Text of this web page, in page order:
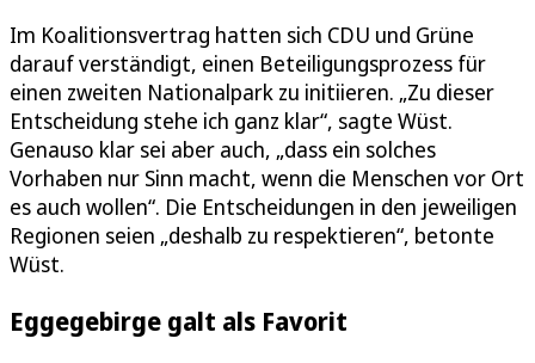
Im Koalitionsvertrag hatten sich CDU und Grüne
darauf verständigt, einen Beteiligungsprozess für
einen zweiten Nationalpark zu initiieren. „Zu dieser
Entscheidung stehe ich ganz klar“, sagte Wüst.
Genauso klar sei aber auch, „dass ein solches
Vorhaben nur Sinn macht, wenn die Menschen vor Ort
es auch wollen“. Die Entscheidungen in den jeweiligen
Regionen seien „deshalb zu respektieren“, betonte
Wüst.
Eggegebirge galt als Favorit